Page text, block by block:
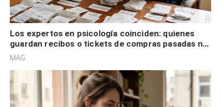
Los expertos en psicología coinciden: quienes
guardan recibos o tickets de compras pasadas no
son acumuladores, sino que tienen necesidad de
MAG.